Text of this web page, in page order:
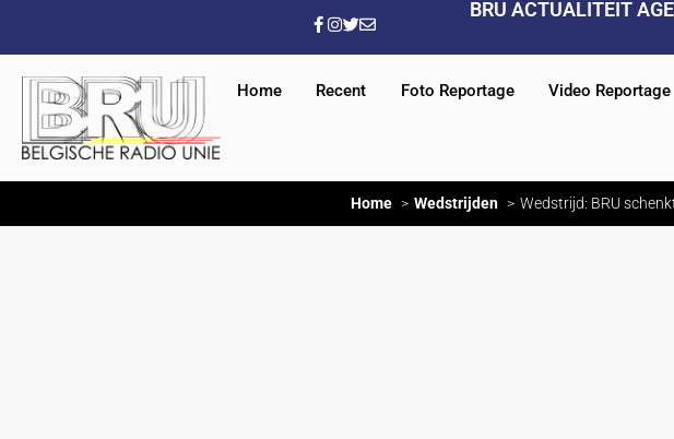
BRU ACTUALITEIT
Home Recent Foto Reportage Video Reportage
Home Wedstrijden Wedstrijd: BRU